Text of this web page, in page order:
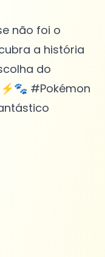
não foi o
a história
do
#Pokémon